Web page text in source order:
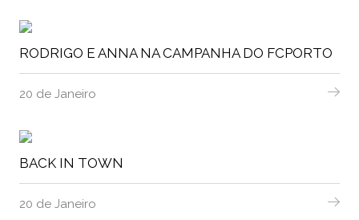
RODRIGO E ANNA NA CAMPANHA DO FCPORTO
20 de Janeiro
BACK IN TOWN
20 de Janeiro